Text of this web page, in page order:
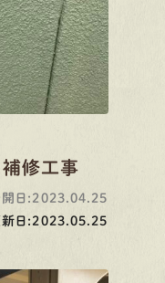
修工事
開日:2023.04.25
新日:2023.05.25